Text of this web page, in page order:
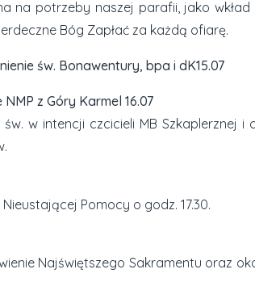
na potrzeby naszej parafii, jako wkład
Bóg Zapłać za każdą ofiarę.
św. Bonawentury, bpa i dK15.07
NMP z Góry Karmel 16.07
św. w intencji czcicieli MB Szkaplerznej i
Pomocy o godz. 17.30.
Najświętszego Sakramentu oraz